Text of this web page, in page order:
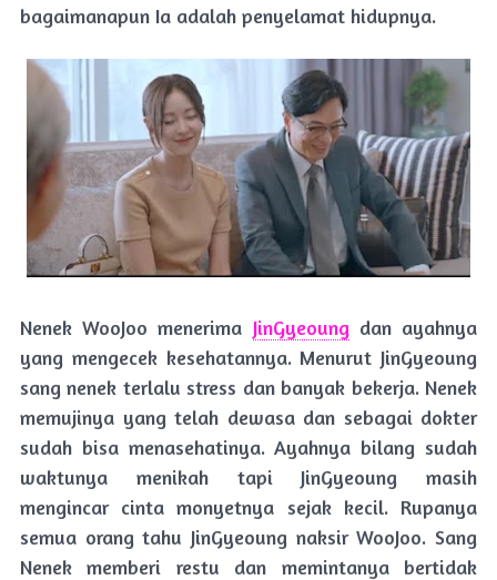
bagaimanapun Ia adalah penyelamat hidupnya.
Nenek WooJoo menerima JinGyeoungdan ayahnya
yang mengecek kesehatannya. Menurut JinGyeoung
sang nenek terlalu stress dan banyak bekerja. Nenek
memujinya yang telah dewasa dan sebagai dokter
sudah bisa menasehatinya. Ayahnya bilang sudah
waktunya menikah tapi JinGyeoung masih
mengincar cinta monyetnya sejak kecil. Rupanya
semua orang tahu JinGyeoung naksir WooJoo. Sang
Nenek memberi restu dan memintanya bertidak